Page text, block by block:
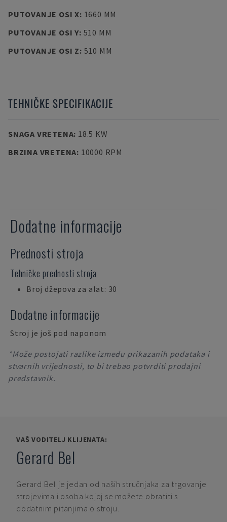
PUTOVANJE OSI X: 1660 MM
PUTOVANJE OSI Y: 510 MM
PUTOVANJE OSI Z: 510 MM
TEHNIČKE SPECIFIKACIJE
SNAGA VRETENA: 18.5 KW
BRZINA VRETENA: 10000 RPM
Dodatne informacije
Prednosti stroja
Tehničke prednosti stroja
Broj džepova za alat: 30
Dodatne informacije
Stroj je još pod naponom
*Može postojati razlike između prikazanih podataka i
stvarnih vrijednosti, to bi trebao potvrditi prodajni
predstavnik.
VAŠ VODITELJ KLIJENATA:
Gerard Bel
Gerard Bel je jedan od naših stručnjaka za trgovanje
strojevima i osoba kojoj se možete obratiti s
dodatnim pitanjima o stroju.